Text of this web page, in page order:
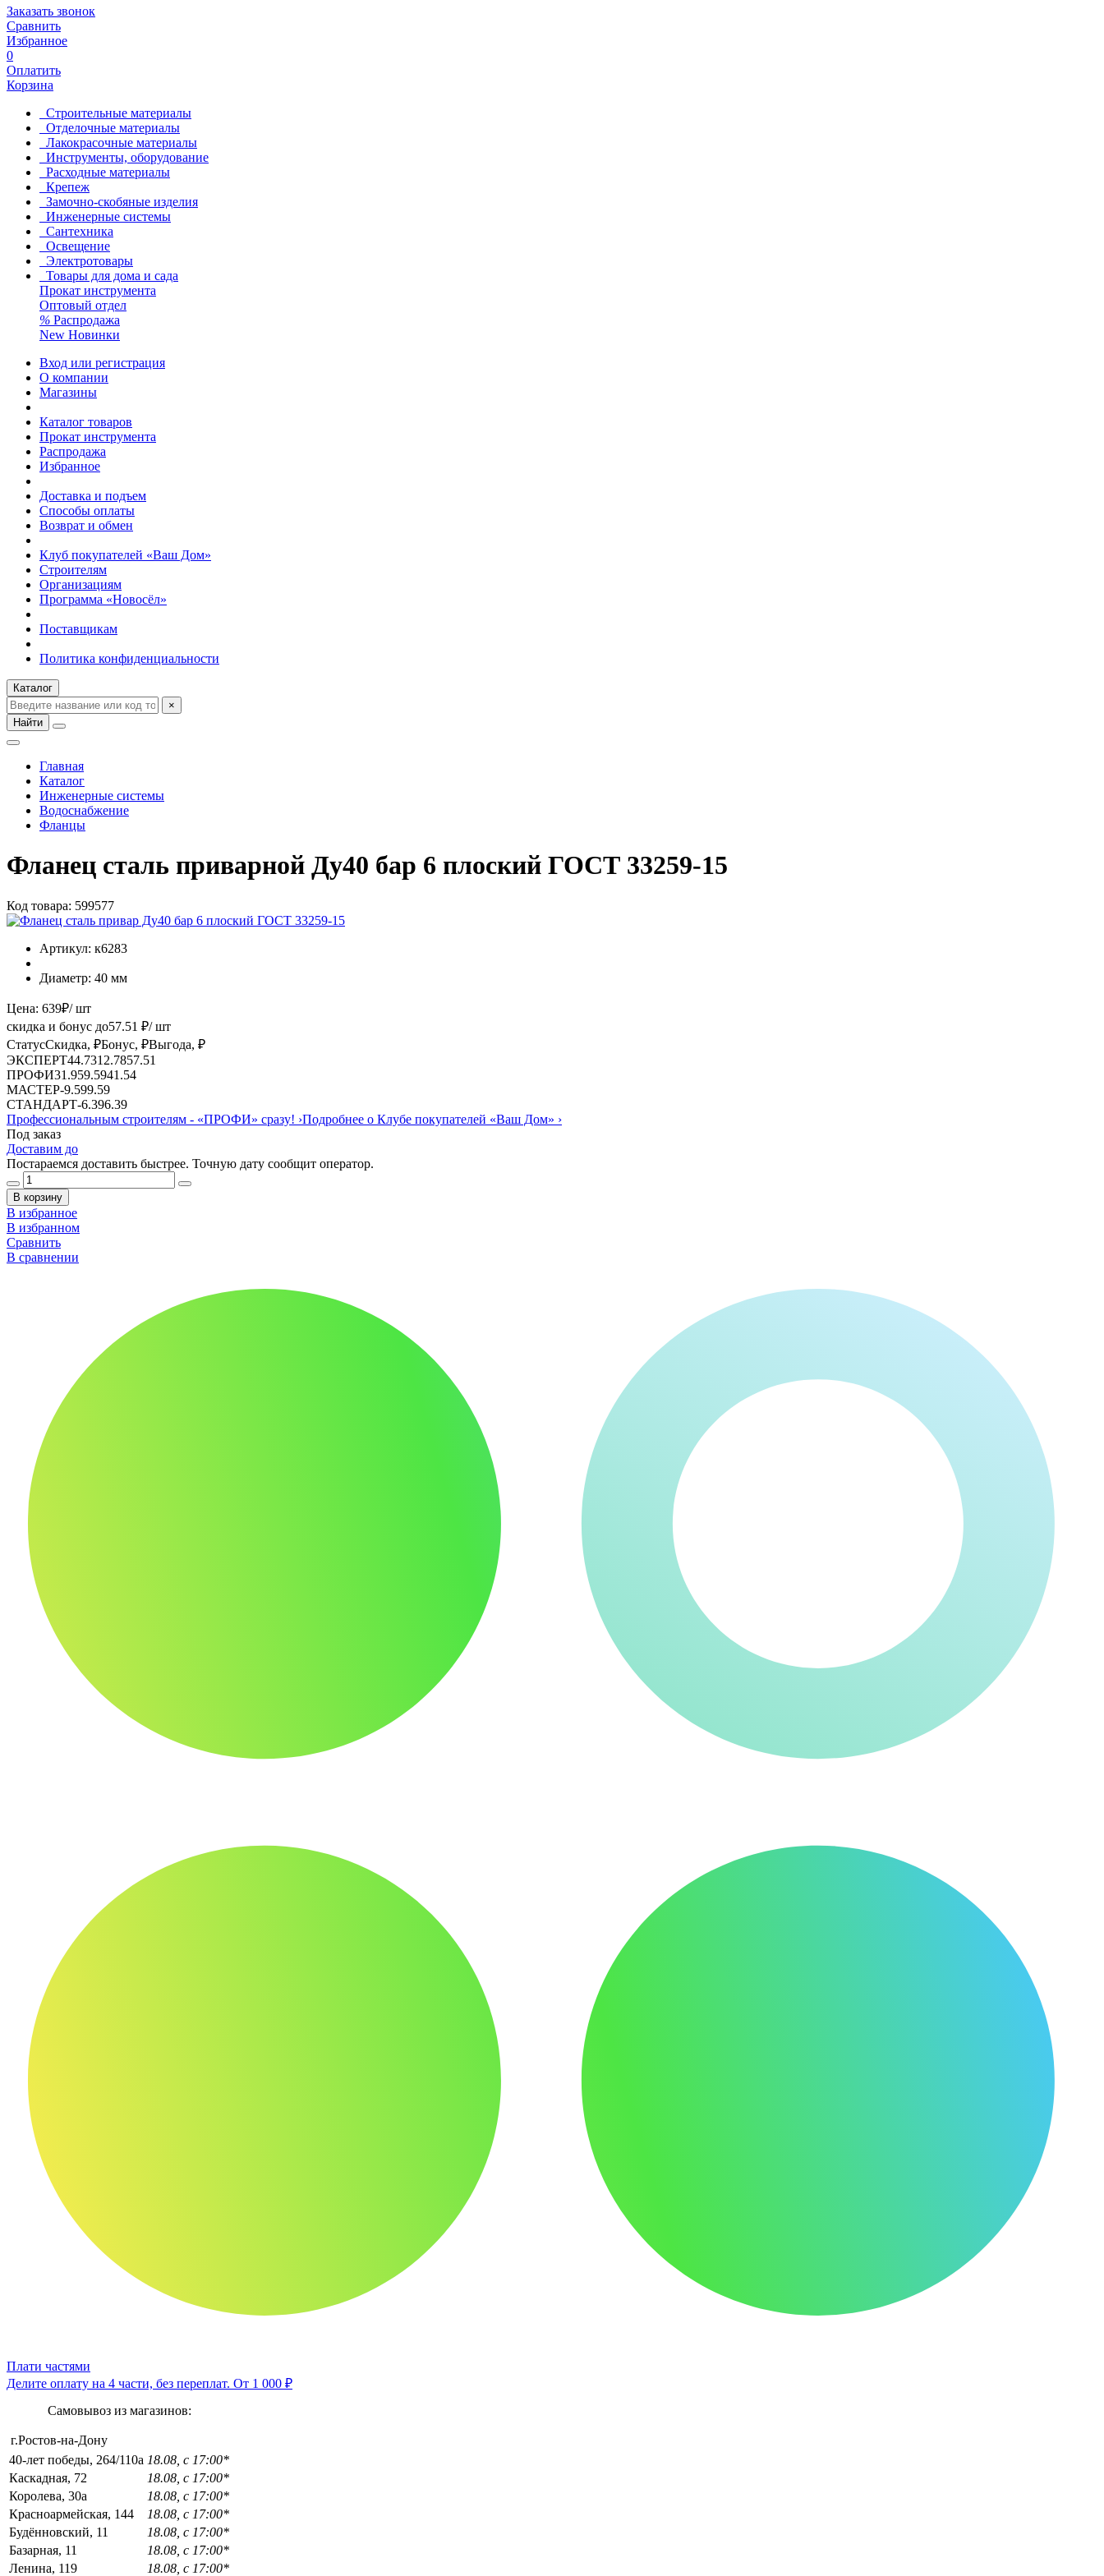
Заказать звонок
Сравнить
Избранное
0
Оплатить
Корзина
Строительные материалы
Отделочные материалы
Лакокрасочные материалы
Инструменты, оборудование
Расходные материалы
Крепеж
Замочно-скобяные изделия
Инженерные системы
Сантехника
Освещение
Электротовары
Товары для дома и сада
Прокат инструмента
Оптовый отдел
% Распродажа
New Новинки
Вход или регистрация
О компании
Магазины
Каталог товаров
Прокат инструмента
Распродажа
Избранное
Доставка и подъем
Способы оплаты
Возврат и обмен
Клуб покупателей «Ваш Дом»
Строителям
Организациям
Программа «Новосёл»
Поставщикам
Политика конфиденциальности
Каталог
×
Найти
Главная
Каталог
Инженерные системы
Водоснабжение
Фланцы
Фланец сталь приварной Ду40 бар 6 плоский ГОСТ 33259-15
Код товара: 599577
Артикул: к6283
Диаметр: 40 мм
Цена: 639₽/ шт
скидка и бонус до57.51 ₽/ шт
СтатусСкидка, ₽Бонус, ₽Выгода, ₽
ЭКСПЕРТ44.7312.7857.51
ПРОФИ31.959.5941.54
МАСТЕР-9.599.59
СТАНДАРТ-6.396.39
Профессиональным строителям - «ПРОФИ» сразу! ›Подробнее о Клубе покупателей «Ваш Дом» ›
Под заказ
Доставим до
Постараемся доставить быстрее. Точную дату сообщит оператор.
В корзину
В избранное
В избранном
Сравнить
В сравнении
Плати частями
Делите оплату на 4 части, без переплат. От 1 000 ₽
Самовывоз из магазинов:
г.Ростов-на-Дону
40-лет победы, 264/110а 18.08, с 17:00*
Каскадная, 72
18.08, с 17:00*
Королева, 30а
18.08, с 17:00*
Красноармейская, 144
18.08, с 17:00*
Будённовский, 11
18.08, с 17:00*
Базарная, 11
18.08, с 17:00*
Ленина, 119
18.08, с 17:00*